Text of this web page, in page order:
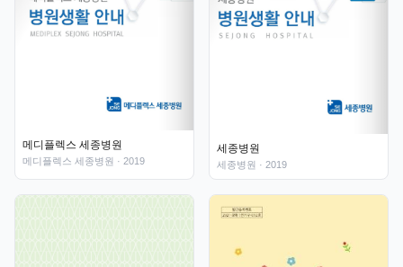
메디플렉스 세종병원
메디플렉스 세종병원 · 2019
세종병원
세종병원 · 2019